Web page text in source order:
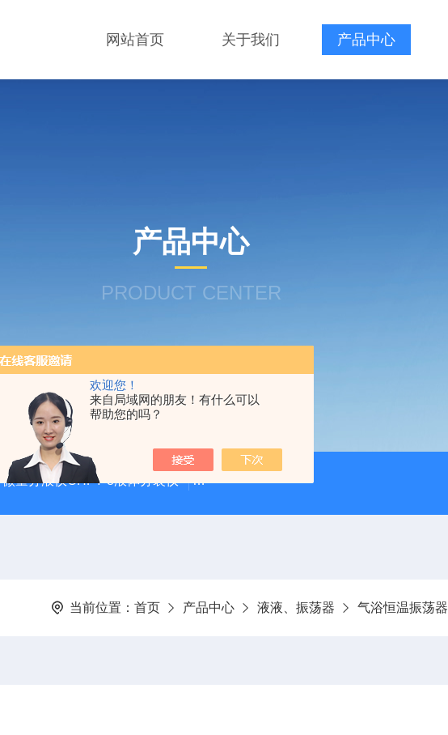
欢迎您！
来自局域网的朋友！有什么可以
帮助您的吗？
网站首页 关于我们 产品中心
产品中心
PRODUCT CENTER
微量分液仪CHFY-8液体分装仪 全自动放射性水样蒸发浓缩赶酸仪ZDGS-8
当前位置： 首页 产品中心 液液、振荡器 气浴恒温振荡器